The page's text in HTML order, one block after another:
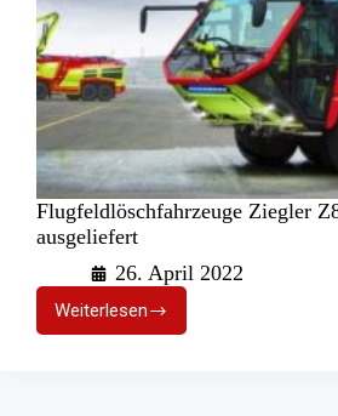
Flugfeldlöschfahrzeuge Ziegler
ausgeliefert
26. April 2022
WeiterlesenFlugfeldlöschfahrzeuge
Ziegler